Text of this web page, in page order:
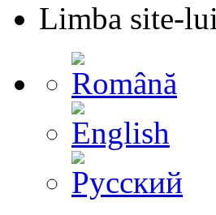
Limba site-